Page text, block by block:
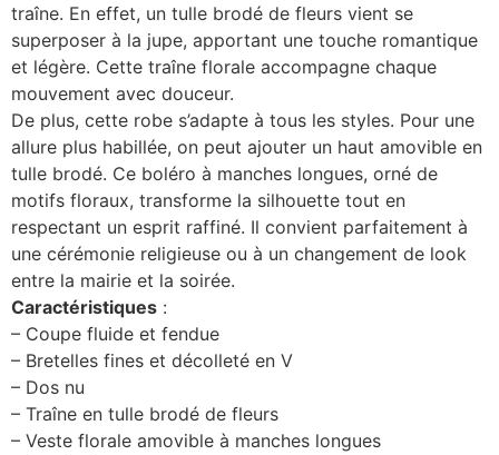
traîne. En effet, un tulle brodé de fleurs vient se
superposer à la jupe, apportant une touche romantique
et légère. Cette traîne florale accompagne chaque
mouvement avec douceur.
De plus, cette robe s’adapte à tous les styles. Pour une
allure plus habillée, on peut ajouter un haut amovible en
tulle brodé. Ce boléro à manches longues, orné de
motifs floraux, transforme la silhouette tout en
respectant un esprit raffiné. Il convient parfaitement à
une cérémonie religieuse ou à un changement de look
entre la mairie et la soirée.
Caractéristiques :
– Coupe fluide et fendue
– Bretelles fines et décolleté en V
– Dos nu
– Traîne en tulle brodé de fleurs
– Veste florale amovible à manches longues